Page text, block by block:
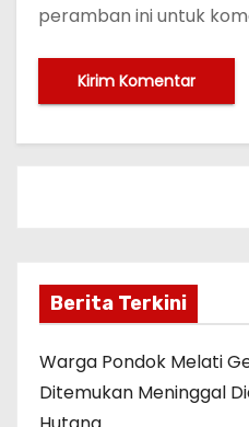
peramban ini untuk
Berita Terkini
Warga Pondok Melati
Ditemukan Meninggal